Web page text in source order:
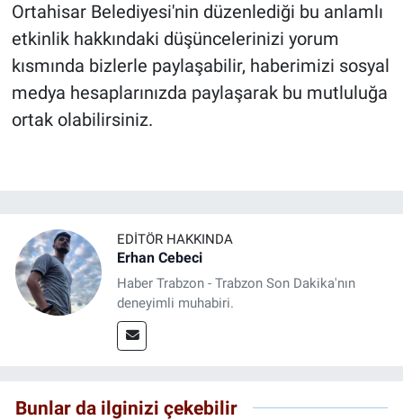
Ortahisar Belediyesi'nin düzenlediği bu anlamlı
etkinlik hakkındaki düşüncelerinizi yorum
kısmında bizlerle paylaşabilir, haberimizi sosyal
medya hesaplarınızda paylaşarak bu mutluluğa
ortak olabilirsiniz.
EDITÖR HAKKINDA
Erhan Cebeci
Haber Trabzon - Trabzon Son Dakika'nın
deneyimli muhabiri.
Bunlar da ilginizi çekebilir